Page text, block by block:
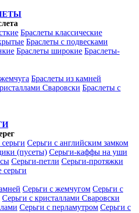
Браслеты классические
Браслеты с подвесками
Браслеты широкие Браслеты-
Браслеты из камней
Сваровски Браслеты с
Серьги с английским замком
(пусеты) Серьги-каффы на уши
Серьги-петли Серьги-протяжки
Серьги с жемчугом Серьги с
Серьги с кристаллами Сваровски
Серьги с перламутром Серьги с